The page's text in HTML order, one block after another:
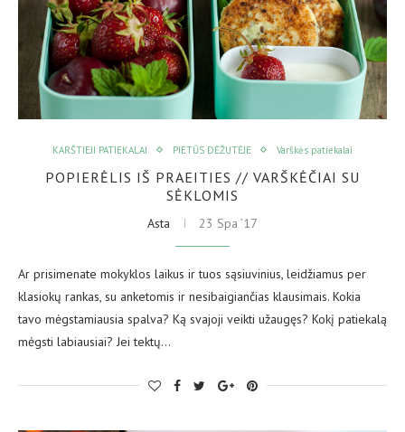
KARŠTIEJI PATIEKALAI PIETŪS DĖŽUTĖJE Varškės patiekalai
POPIERĖLIS IŠ PRAEITIES // VARŠKĖČIAI SU
SĖKLOMIS
Asta 23 Spa ’17
Ar prisimenate mokyklos laikus ir tuos sąsiuvinius, leidžiamus per
klasiokų rankas, su anketomis ir nesibaigiančias klausimais. Kokia
tavo mėgstamiausia spalva? Ką svajoji veikti užaugęs? Kokį patiekalą
mėgsti labiausiai? Jei tektų…